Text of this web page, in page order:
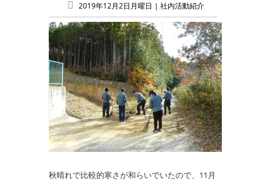
2019年12月2日月曜日 | 社内活動紹介
秋晴れで比較的寒さが和らいでいたので、11月